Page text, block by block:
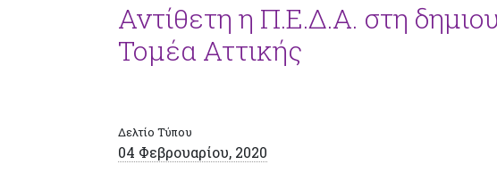
Αντίθετη η Π.Ε.Δ.Α. στη
Τομέα Αττικής
Δελτίο Τύπου
04 Φεβρουαρίου, 2020